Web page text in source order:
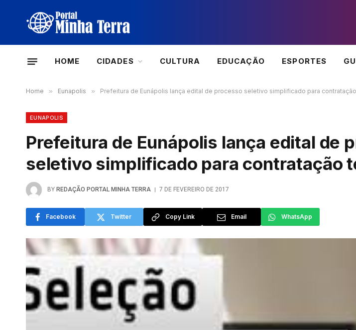
HOME CIDADES CULTURA EDUCAÇÃO ESPORTES
Home » Eunapolis » Prefeitura de Eunápolis lança edital de processo seletivo simplificado para
EUNAPOLIS
Prefeitura de Eunápolis lança edital de
seletivo simplificado para contratação
BY REDAÇÃO PORTAL MINHA TERRA 7 DE FEVEREIRO DE 2017
Facebook Twitter Copy Link Email WhatsApp